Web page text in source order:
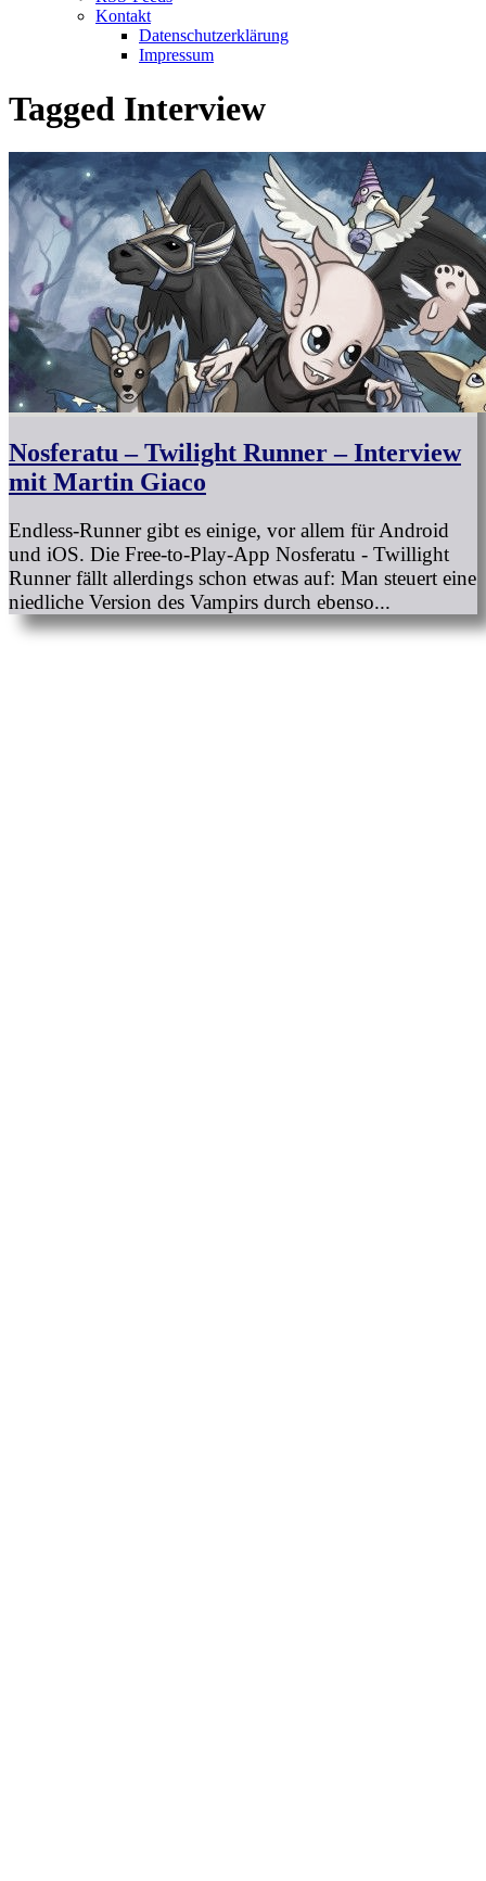
Kontakt
Datenschutzerklärung
Impressum
Tagged Interview
Nosferatu – Twilight Runner – Interview
mit Martin Giaco
Endless-Runner gibt es einige, vor allem für Android
und iOS. Die Free-to-Play-App Nosferatu - Twillight
Runner fällt allerdings schon etwas auf: Man steuert eine
niedliche Version des Vampirs durch ebenso...